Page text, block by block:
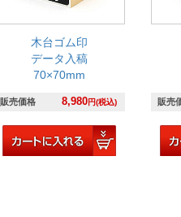
木台ゴム印
データ入稿
70×70mm
販売価格 8,980円(税込) 販売